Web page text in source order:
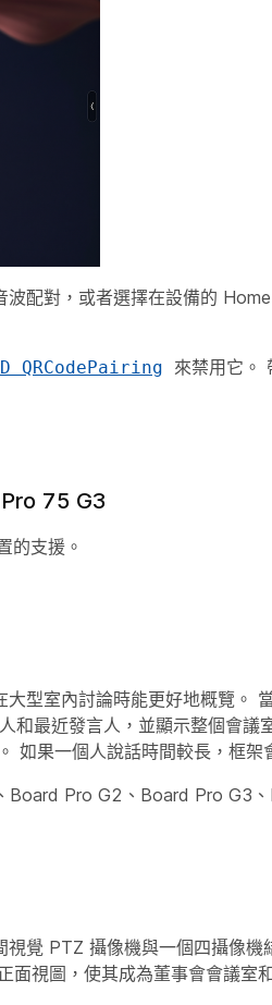
配對，或者選擇在設備的
QRCodePairing
來禁用它。
75 G3
的支援。
型室內討論時能更好地概覽。
和最近發言人，並顯示整個會
如果一個人說話時間較長，框架
Pro G2、Board Pro G3
覺 PTZ 攝像機與一個四攝像
視圖，使其成為董事會會議室